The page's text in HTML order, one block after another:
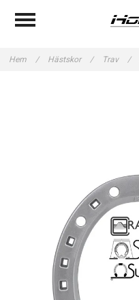
Hem / Hästskor / Trav /